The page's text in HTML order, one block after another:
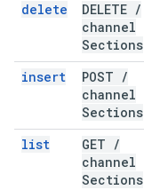
delete
DELETE /
channel
Sections
insert POST /
channel
Sections
list GET /
channel
Sections